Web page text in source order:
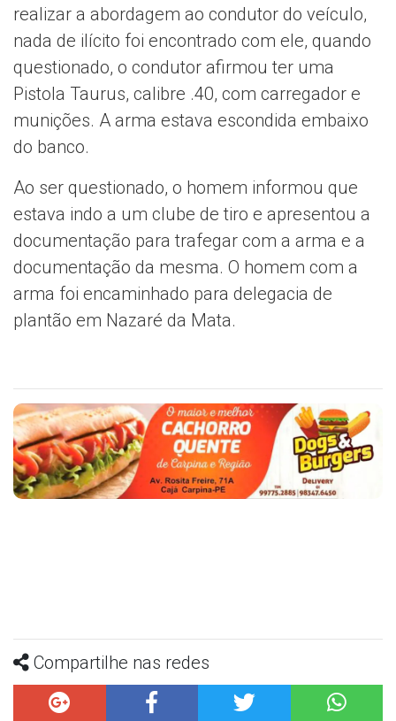
realizar a abordagem ao condutor do veículo,
nada de ilícito foi encontrado com ele, quando
questionado, o condutor afirmou ter uma
Pistola Taurus, calibre .40, com carregador e
munições. A arma estava escondida embaixo
do banco.
Ao ser questionado, o homem informou que
estava indo a um clube de tiro e apresentou a
documentação para trafegar com a arma e a
documentação da mesma. O homem com a
arma foi encaminhado para delegacia de
plantão em Nazaré da Mata.
Compartilhe nas redes